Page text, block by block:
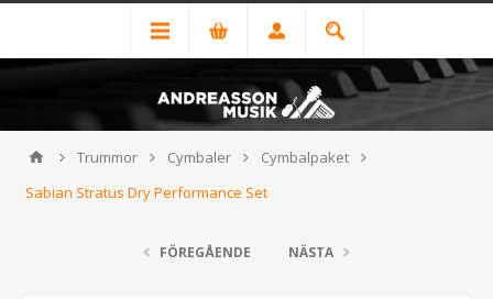
Trummor Cymbaler
Cymbalpaket
Sabian Stratus Dry Performance Set
FÖREGÅENDE NÄSTA